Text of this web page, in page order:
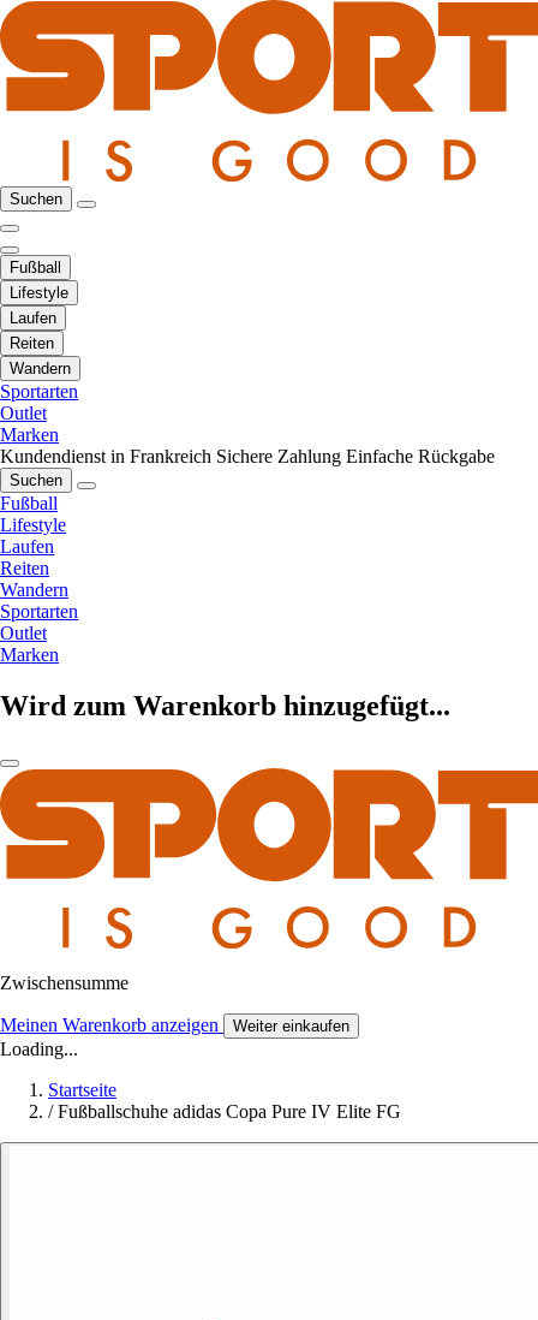
Suchen
Fußball
Lifestyle
Laufen
Reiten
Wandern
Sportarten
Outlet
Marken
Kundendienst in Frankreich Sichere Zahlung Einfache Rückgabe
Suchen
Fußball
Lifestyle
Laufen
Reiten
Wandern
Sportarten
Outlet
Marken
Wird zum Warenkorb hinzugefügt...
Zwischensumme
Meinen Warenkorb anzeigen Weiter einkaufen
Loading...
Startseite
/ Fußballschuhe adidas Copa Pure IV Elite FG